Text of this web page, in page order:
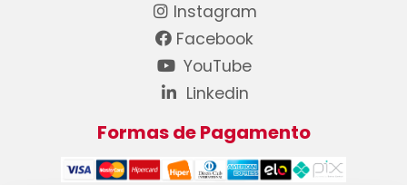
Instagram
Facebook
YouTube
Linkedin
Formas de Pagamento